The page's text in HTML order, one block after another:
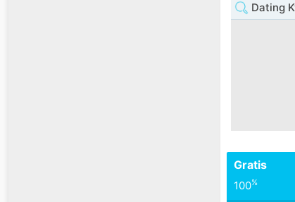
Dating
Gratis
100%